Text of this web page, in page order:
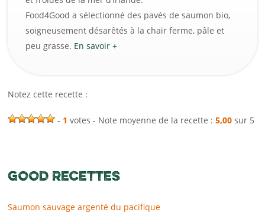
Food4Good a sélectionné des pavés de saumon bio,
soigneusement désarêtés à la chair ferme, pâle et
peu grasse. En savoir +
Notez cette recette :
- 1 votes - Note moyenne de la recette :5,00 sur 5
GOOD RECETTES
Saumon sauvage argenté du pacifique